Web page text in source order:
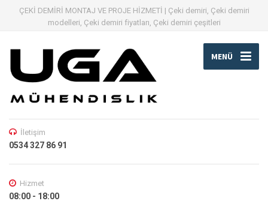
ÇEKİ DEMİRİ MONTAJ VE PROJE HİZMETİ | Çeki demiri, Çeki demiri
modelleri, Çeki demiri fiyatları, Çeki demiri çeşitleri
MENÜ
İletişim
0534 327 86 91
Hizmet
08:00 - 18:00